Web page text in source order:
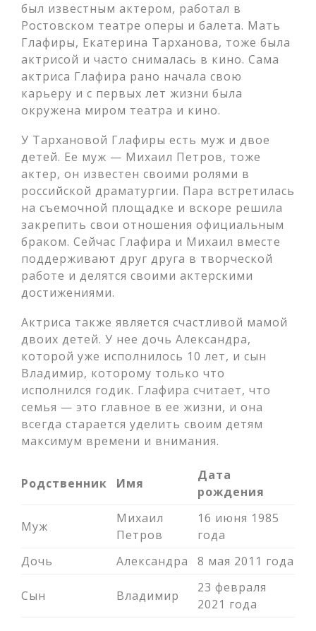
был известным актером, работал в
Ростовском театре оперы и балета. Мать
Глафиры, Екатерина Тарханова, тоже была
актрисой и часто снималась в кино. Сама
актриса Глафира рано начала свою
карьеру и с первых лет жизни была
окружена миром театра и кино.
У Тархановой Глафиры есть муж и двое
детей. Ее муж — Михаил Петров, тоже
актер, он известен своими ролями в
российской драматургии. Пара встретилась
на съемочной площадке и вскоре решила
закрепить свои отношения официальным
браком. Сейчас Глафира и Михаил вместе
поддерживают друг друга в творческой
работе и делятся своими актерскими
достижениями.
Актриса также является счастливой мамой
двоих детей. У нее дочь Александра,
которой уже исполнилось 10 лет, и сын
Владимир, которому только что
исполнился годик. Глафира считает, что
семья — это главное в ее жизни, и она
всегда старается уделить своим детям
максимум времени и внимания.
Родственник Имя
Дата
рождения
Муж
Михаил
Петров
16 июня 1985
года
Дочь
Александра 8 мая 2011 года
Сын Владимир
23 февраля
2021 года